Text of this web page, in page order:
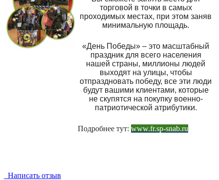
торговой в точки в самых
проходимых местах, при этом заняв
минимальную площадь.
«День Победы» – это масштабный
праздник для всего населения
нашей страны, миллионы людей
выходят на улицы, чтобы
отпраздновать победу, все эти люди
будут вашими клиентами, которые
не скупятся на покупку военно-
патриотической атрибутики.
Подробнее тут: www.fr.sp-snab.ru
Написать отзыв